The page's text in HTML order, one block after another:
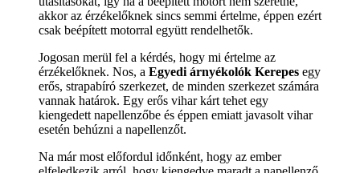
akkor az érzékelőknek sincs semmi értelme, éppen ezért
csak beépített motorral együtt rendelhetők.
Jogosan merül fel a kérdés, hogy mi értelme az
érzékelőknek. Nos, a Egyedi árnyékolók Kerepes egy
erős, strapabíró szerkezet, de minden szerkezet számára
vannak határok. Egy erős vihar kárt tehet egy
kiengedett napellenzőbe és éppen emiatt javasolt vihar
esetén behúzni a napellenzőt.
Na már most előfordul időnként, hogy az ember